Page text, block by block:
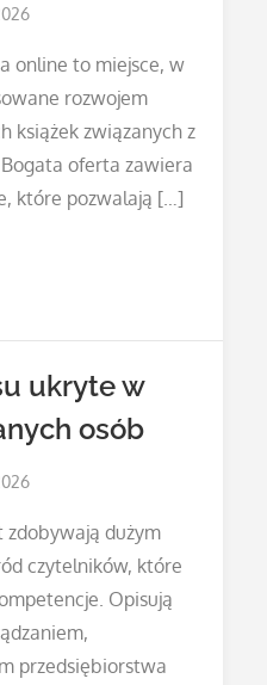
online to miejsce, w
rozwojem
książek związanych z
oferta zawiera
które pozwalają […]
ukryte w
osób
zdobywają dużym
czytelników, które
Opisują
przedsiębiorstwa